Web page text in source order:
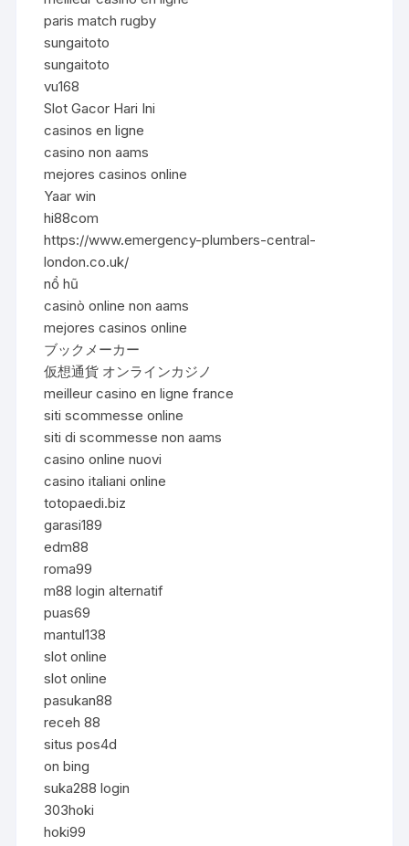
paris match rugby
sungaitoto
sungaitoto
vu168
Slot Gacor Hari Ini
casinos en ligne
casino non aams
mejores casinos online
Yaar win
hi88com
https://www.emergency-plumbers-central-
london.co.uk/
nổ hũ
casinò online non aams
mejores casinos online
ブックメーカー
仮想通貨 オンラインカジノ
meilleur casino en ligne france
siti scommesse online
siti di scommesse non aams
casino online nuovi
casino italiani online
totopaedi.biz
garasi189
edm88
roma99
m88 login alternatif
puas69
mantul138
slot online
slot online
pasukan88
receh 88
situs pos4d
on bing
suka288 login
303hoki
hoki99